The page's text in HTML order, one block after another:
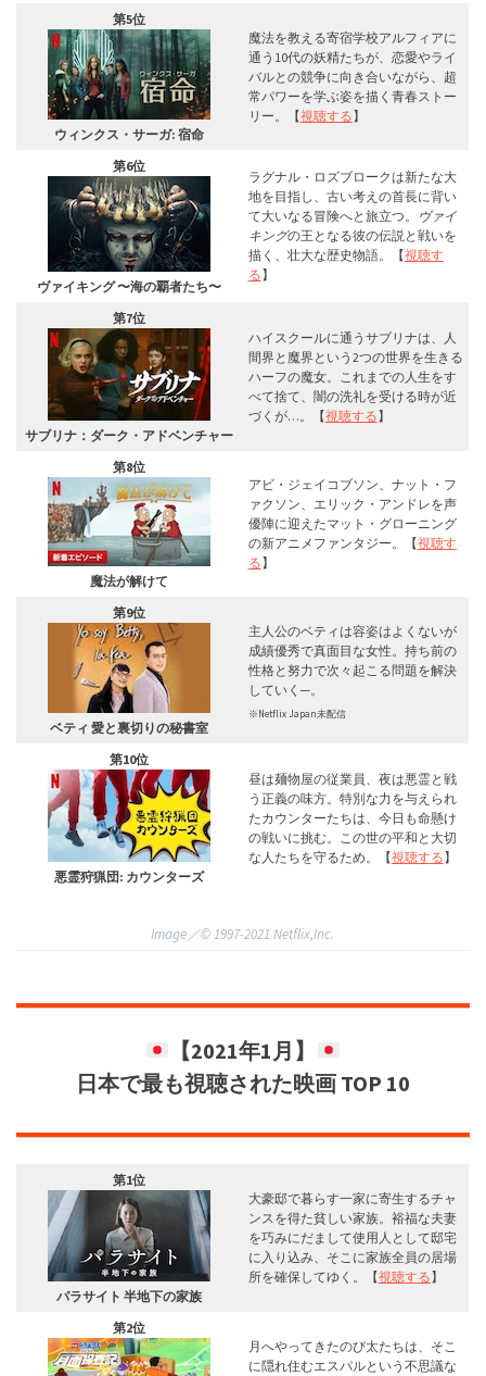
第5位
ウィンクス・サーガ: 宿命
魔法を教える寄宿学校アルフィアに
通う10代の妖精たちが、恋愛やライ
バルとの競争に向き合いながら、超
常パワーを学ぶ姿を描く青春ストー
リー。【視聴する】
第6位
ヴァイキング 〜海の覇者たち〜
ラグナル・ロズブロークは新たな大
地を目指し、古い考えの首長に背い
て大いなる冒険へと旅立つ。
ヴァイ
キングの王となる彼の伝説と戦いを
描く、壮大な歴史物語。【視聴す
る】
第7位
サブリナ：ダーク・アドベンチャー
ハイスクールに通うサブリナは、人
間界と魔界という2つの世界を生きる
ハーフの魔女。これまでの人生をす
べて捨て、闇の洗礼を受ける時が近
づくが…。【視聴する】
第8位
魔法が解けて
アビ・ジェイコブソン、ナット・フ
ァクソン、エリック・アンドレを声
優陣に迎えたマット・グローニング
の新アニメファンタジー。【視聴す
る】
第9位
ベティ 愛と裏切りの秘書室
主人公のベティは容姿はよくないが
成績優秀で真面目な女性。持ち前の
性格と努力で次々起こる問題を解決
していく─。
※Netflix Japan未配信
第10位
悪霊狩猟団: カウンターズ
昼は麺物屋の従業員、夜は悪霊と戦
う正義の味方。特別な力を与えられ
たカウンターたちは、今日も命懸け
の戦いに挑む。この世の平和と大切
な人たちを守るため。【視聴する】
Image／©︎ 1997-2021 Netflix,Inc.
【2021年1月】
日本で最も視聴された映画 TOP 10
第1位
パラサイト 半地下の家族
大豪邸で暮らす一家に寄生するチャ
ンスを得た貧しい家族。裕福な夫妻
を巧みにだまして使用人として邸宅
に入り込み、そこに家族全員の居場
所を確保してゆく。【視聴する】
第2位
月へやってきたのび太たちは、そこ
に隠れ住むエスパルという不思議な